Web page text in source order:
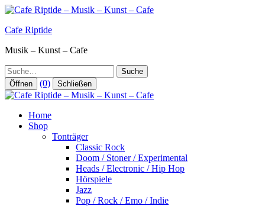
Zum
springen
Cafe Riptide
Musik – Kunst – Cafe
Suche
Öffnen (0) Schließen
Home
Shop
Tonträger
Classic Rock
Doom / Stoner / Experimental
Heads / Electronic / Hip Hop
Hörspiele
Jazz
Pop / Rock / Emo / Indie